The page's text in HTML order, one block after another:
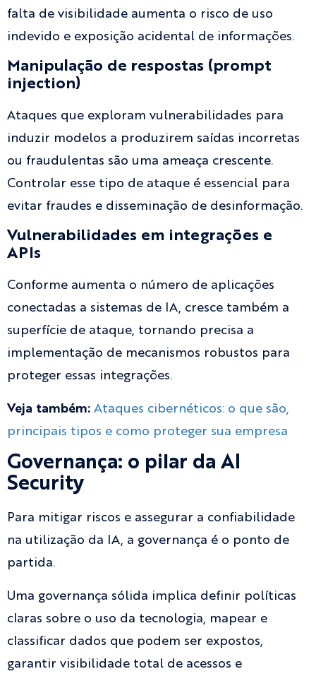
falta de visibilidade aumenta o risco de uso
indevido e exposição acidental de informações.
Manipulação de respostas (prompt
injection)
Ataques que exploram vulnerabilidades para
induzir modelos a produzirem saídas incorretas
ou fraudulentas são uma ameaça crescente.
Controlar esse tipo de ataque é essencial para
evitar fraudes e disseminação de desinformação.
Vulnerabilidades em integrações e
APIs
Conforme aumenta o número de aplicações
conectadas a sistemas de IA, cresce também a
superfície de ataque, tornando precisa a
implementação de mecanismos robustos para
proteger essas integrações.
Veja também: Ataques cibernéticos: o que são,
principais tipos e como proteger sua empresa
Governança: o pilar da AI
Security
Para mitigar riscos e assegurar a confiabilidade
na utilização da IA, a governança é o ponto de
partida.
Uma governança sólida implica definir políticas
claras sobre o uso da tecnologia, mapear e
classificar dados que podem ser expostos,
garantir visibilidade total de acessos e